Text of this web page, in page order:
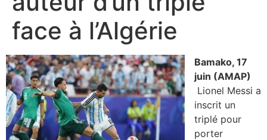
face à l’Algérie
Bamako, 17
juin (AMAP)
Lionel Messi a
inscrit un
triplé pour
porter